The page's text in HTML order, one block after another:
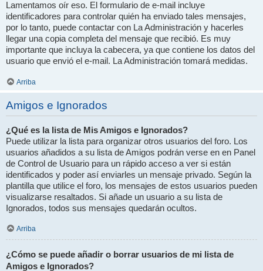
Lamentamos oír eso. El formulario de e-mail incluye
identificadores para controlar quién ha enviado tales mensajes,
por lo tanto, puede contactar con La Administración y hacerles
llegar una copia completa del mensaje que recibió. Es muy
importante que incluya la cabecera, ya que contiene los datos del
usuario que envió el e-mail. La Administración tomará medidas.
Arriba
Amigos e Ignorados
¿Qué es la lista de Mis Amigos e Ignorados?
Puede utilizar la lista para organizar otros usuarios del foro. Los
usuarios añadidos a su lista de Amigos podrán verse en en Panel
de Control de Usuario para un rápido acceso a ver si están
identificados y poder así enviarles un mensaje privado. Según la
plantilla que utilice el foro, los mensajes de estos usuarios pueden
visualizarse resaltados. Si añade un usuario a su lista de
Ignorados, todos sus mensajes quedarán ocultos.
Arriba
¿Cómo se puede añadir o borrar usuarios de mi lista de
Amigos e Ignorados?